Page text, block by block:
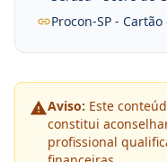
Procon-SP -
Aviso: Este
constitui
profissional